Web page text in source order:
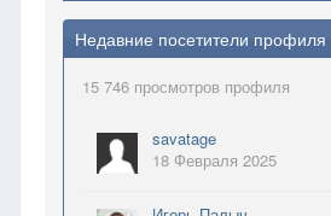
Недавние посетители профиля
15 746 просмотров профиля
savatage
18 Февраля 2025